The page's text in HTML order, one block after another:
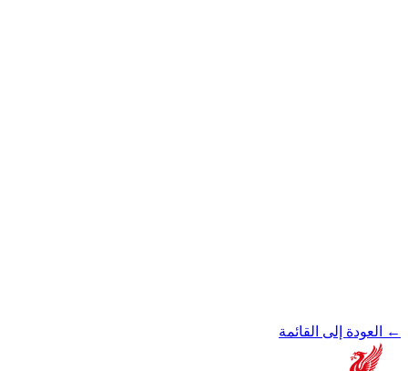
← العودة إلى القائمة